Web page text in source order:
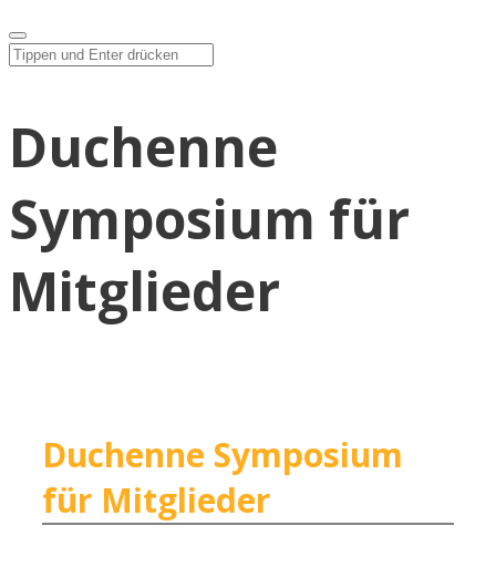
Duchenne
Symposium für
Mitglieder
Duchenne Symposium
für Mitglieder